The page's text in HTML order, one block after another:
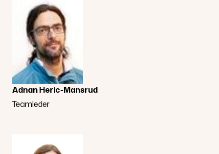
Adnan Heric-Mansrud
Teamleder